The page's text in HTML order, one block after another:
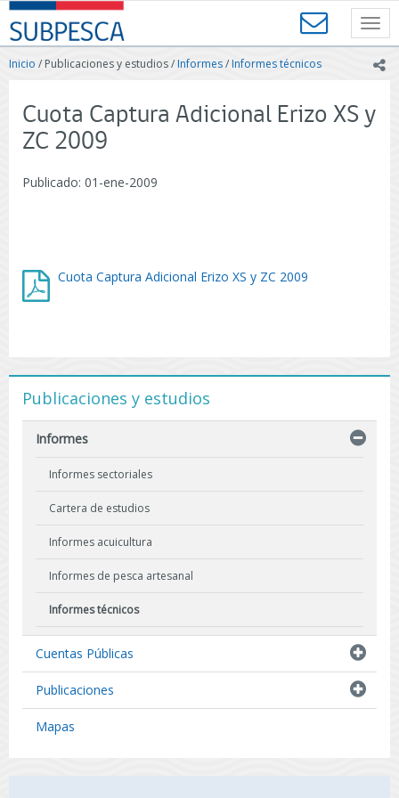
Contenido
principal
SUBPESCA
-
Subsecretaría
y
Acuicultura
-
de
Inicio / Publicaciones y estudios /Informes/Informes técnicos
Cuota Captura Adicional Erizo XS y
ZC 2009
Publicado: 01-ene-2009
Cuota Captura Adicional Erizo XS y ZC 2009
Publicaciones y estudios
Informes
Informes sectoriales
Cartera de estudios
Informes acuicultura
Informes de pesca artesanal
Informes técnicos
Resultados de Pescas de Investigación
Cuentas Públicas
Publicaciones
Mapas